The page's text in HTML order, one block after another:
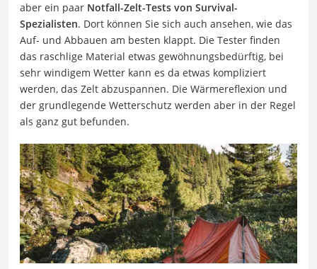
aber ein paar Notfall-Zelt-Tests von Survival-
Spezialisten. Dort können Sie sich auch ansehen, wie das
Auf- und Abbauen am besten klappt. Die Tester finden
das raschlige Material etwas gewöhnungsbedürftig, bei
sehr windigem Wetter kann es da etwas kompliziert
werden, das Zelt abzuspannen. Die Wärmereflexion und
der grundlegende Wetterschutz werden aber in der Regel
als ganz gut befunden.